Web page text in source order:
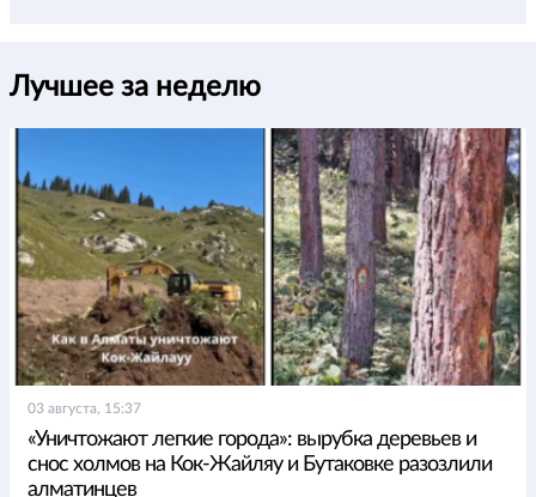
Лучшее за неделю
03 августа, 15:37
«Уничтожают легкие города»: вырубка деревьев и
снос холмов на Кок-Жайляу и Бутаковке разозлили
алматинцев